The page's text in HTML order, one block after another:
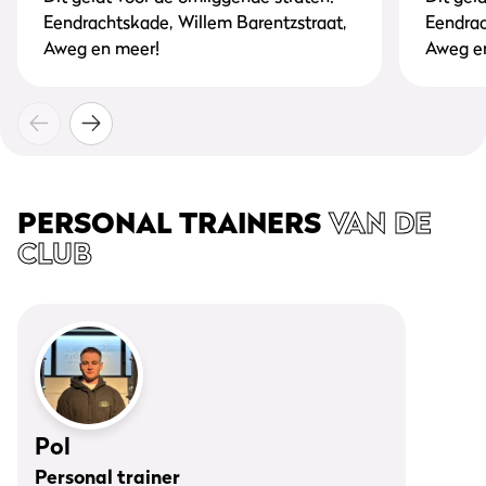
Eendrachtskade, Willem Barentzstraat,
Aweg en meer!
Aweg
PERSONAL TRAINERSVAN DE
CLUB
Pol
Personal trainer